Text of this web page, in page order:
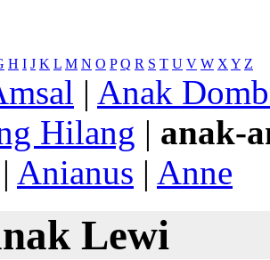
H I J K L M N O P Q R S T U V W X Y Z
| Anak
Hilang | anak-
| Anianus | Anne
Lewi